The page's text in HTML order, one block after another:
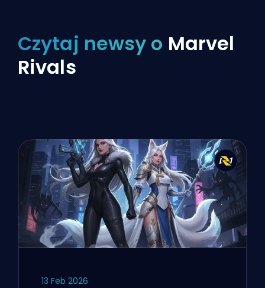
Czytaj newsy o Marvel
Rivals
13 Feb 2026